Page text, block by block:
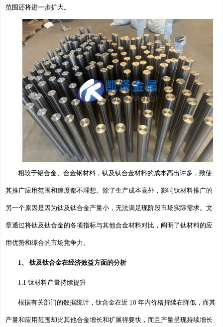
范围还将进一步扩大。
相较于铝合金、合金钢材料，钛及钛合金材料的成本高出许多，致使
其推广应用范围和速度都不理想。除了生产成本高外，影响钛材料推广的
另一个原因是因为钛及钛合金产量小，无法满足现阶段市场实际需求。文
章通过将钛及钛合金的各项指标与其他合金材料对比，阐明了钛材料的应
用优势和综合的市场竞争力。
1、 钛及钛合金在经济效益方面的分析
1.1 钛材料产量持续提升
根据有关部门的数据统计，钛合金在近 10 年内价格持续在降低，而其
产量和应用范围却比其他合金增长和扩展得要快，而且产量呈现持续增长